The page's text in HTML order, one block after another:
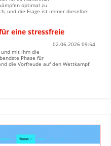
optimal zu
und die Frage ist immer dieselbe:
eine stressfreie
02.06.2026 09:54
mit ihm die
Phase für
die Vorfreude auf den Wettkampf